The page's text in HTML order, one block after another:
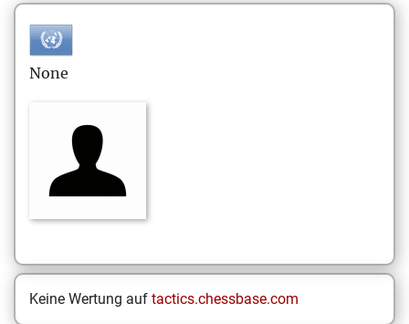
None
Keine Wertung auf tactics.chessbase.com